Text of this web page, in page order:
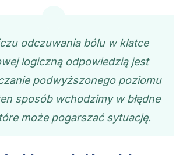
odczuwania bólu w klatce
logiczną odpowiedzią jest
podwyższonego poziomu
sposób wchodzimy w błędne
może pogarszać sytuację.